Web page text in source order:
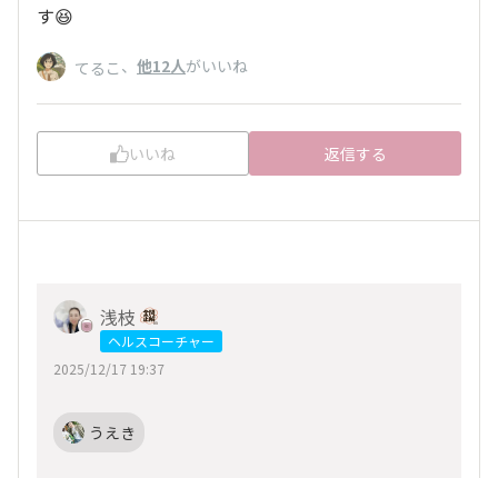
す😆
てるこ 、 他12人がいいね
いいね 返信する
浅枝
ヘルスコーチャー
2025/12/17 19:37
うえき